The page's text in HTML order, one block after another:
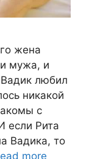
жена
мужа, и
любил
никакой
с
если Рита
Вадика, то
more